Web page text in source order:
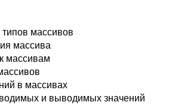
массивов
массива
массивам
в массивах
и выводимых значений